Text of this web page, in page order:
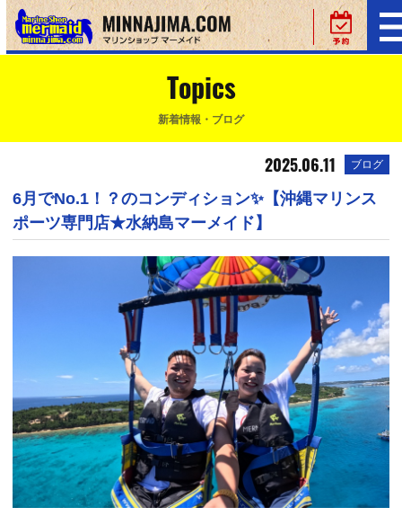
Topics
新着情報・ブログ
2025.06.11 ブログ
6月でNo.1！？のコンディション✨【沖縄マリンス
ポーツ専門店★水納島マーメイド】